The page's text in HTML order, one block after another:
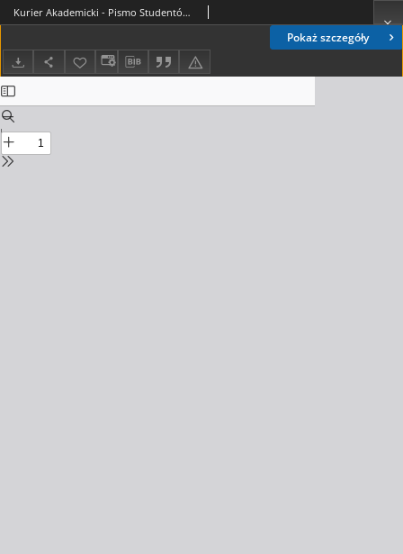
Pokaż szczegóły
Kurier Akademicki - Pismo Studentów Krakowa, 1965. 12